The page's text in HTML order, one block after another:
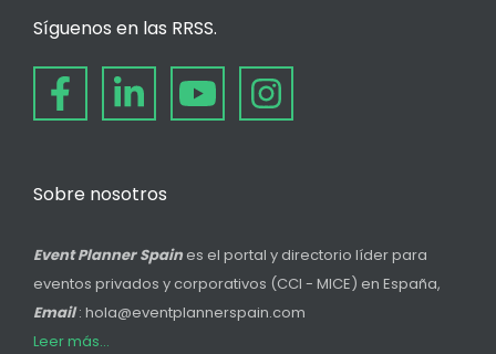
Síguenos en las RRSS.
Sobre nosotros
Event Planner Spain es el portal y directorio líder para
eventos privados y corporativos (CCI - MICE) en España,
Email: hola@eventplannerspain.com
Leer más...